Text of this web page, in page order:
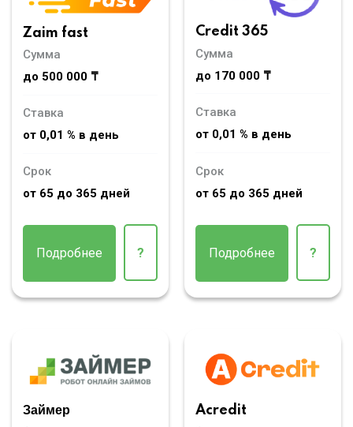
Zaim fast
Сумма
до 500 000 ₸
Ставка
от 0,01 % в день
Срок
от 65 до 365 дней
Подробнее ?
Credit 365
Сумма
до 170 000 ₸
Ставка
от 0,01 % в день
Срок
от 65 до 365 дней
Подробнее ?
Займер
Acredit